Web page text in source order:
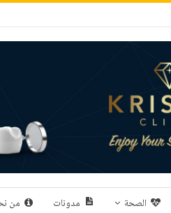
الصحة مدونات من